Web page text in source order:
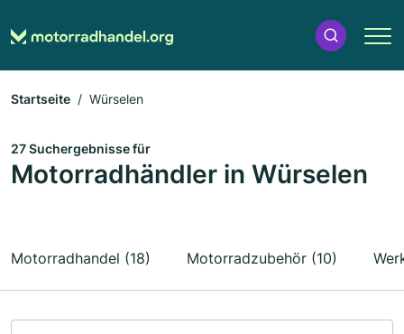
Startseite Würselen
27 Suchergebnisse für
Motorradhändler in Würselen
Motorradhandel (18) Motorradzubehör (10)